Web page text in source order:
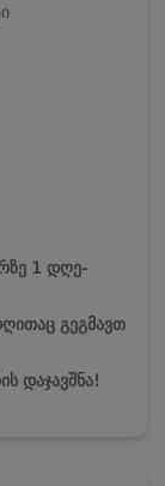
1 დღე-
გეგმავთ
დაჯავშნა!